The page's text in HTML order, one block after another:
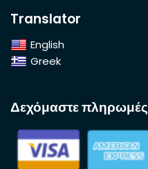
Translator
English
Greek
Δεχόμαστε πληρωμές